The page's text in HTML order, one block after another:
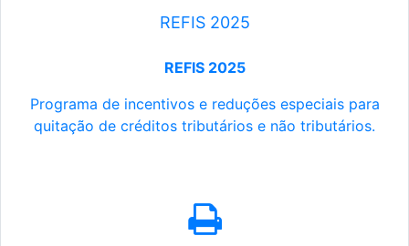
REFIS 2025
REFIS 2025
Programa de incentivos e reduções especiais para
quitação de créditos tributários e não tributários.